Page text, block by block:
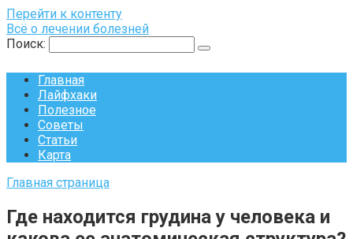
Перейти к контенту
Всё о лечении болезней
Поиск:
Главная
Лайфхаки
Полезное
Советы
Статьи
Карта
Главная страница
Где находится грудина у человека и